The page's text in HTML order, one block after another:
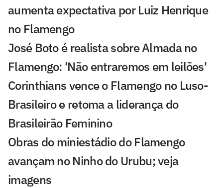
aumenta expectativa por Luiz Henrique
no Flamengo
José Boto é realista sobre Almada no
Flamengo: 'Não entraremos em leilões'
Corinthians vence o Flamengo no Luso-
Brasileiro e retoma a liderança do
Brasileirão Feminino
Obras do miniestádio do Flamengo
avançam no Ninho do Urubu; veja
imagens